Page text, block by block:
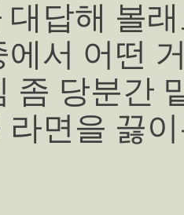
대답해 볼
에서 어떤
좀 당분간
라면을 끓